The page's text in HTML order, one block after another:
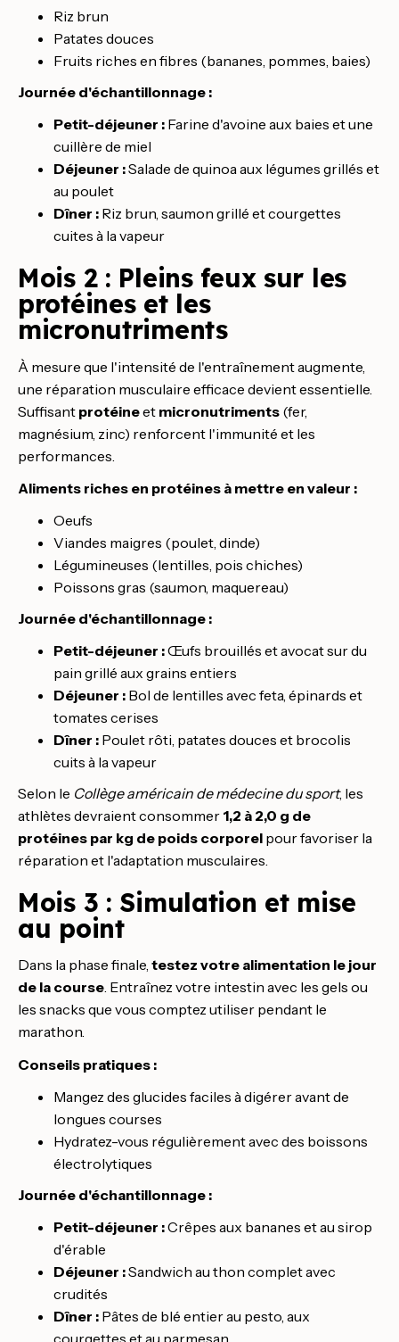
Riz brun
Patates douces
Fruits riches en fibres (bananes, pommes, baies)
Journée d'échantillonnage :
Petit-déjeuner : Farine d'avoine aux baies et une
cuillère de miel
Déjeuner :Salade de quinoa aux légumes grillés et
au poulet
Dîner : Riz brun, saumon grillé et courgettes
cuites à la vapeur
Mois 2 : Pleins feux sur les
protéines et les
micronutriments
À mesure que l'intensité de l'entraînement augmente,
une réparation musculaire efficace devient essentielle.
Suffisant protéineet micronutriments (fer,
magnésium, zinc) renforcent l'immunité et les
performances.
Aliments riches en protéines à mettre en valeur :
Oeufs
Viandes maigres (poulet, dinde)
Légumineuses (lentilles, pois chiches)
Poissons gras (saumon, maquereau)
Journée d'échantillonnage :
Petit-déjeuner :Œufs brouillés et avocat sur du
pain grillé aux grains entiers
Déjeuner : Bol de lentilles avec feta, épinards et
tomates cerises
Dîner : Poulet rôti, patates douces et brocolis
cuits à la vapeur
Selon le Collège américain de médecine du sport, les
athlètes devraient consommer 1,2 à 2,0 g de
protéines par kg de poids corporel pour favoriser la
réparation et l'adaptation musculaires.
Mois 3 : Simulation et mise
au point
Dans la phase finale, testez votre alimentation le jour
de la course. Entraînez votre intestin avec les gels ou
les snacks que vous comptez utiliser pendant le
marathon.
Conseils pratiques :
Mangez des glucides faciles à digérer avant de
longues courses
Hydratez-vous régulièrement avec des boissons
électrolytiques
Journée d'échantillonnage :
Petit-déjeuner :Crêpes aux bananes et au sirop
d'érable
Déjeuner :Sandwich au thon complet avec
crudités
Dîner : Pâtes de blé entier au pesto, aux